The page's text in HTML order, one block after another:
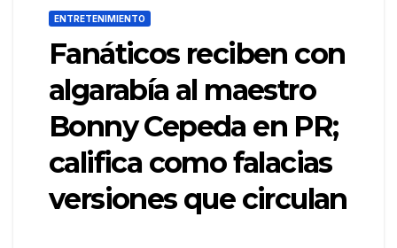
ENTRETENIMIENTO
Fanáticos reciben con
algarabía al maestro
Bonny Cepeda en PR;
califica como falacias
versiones que circulan